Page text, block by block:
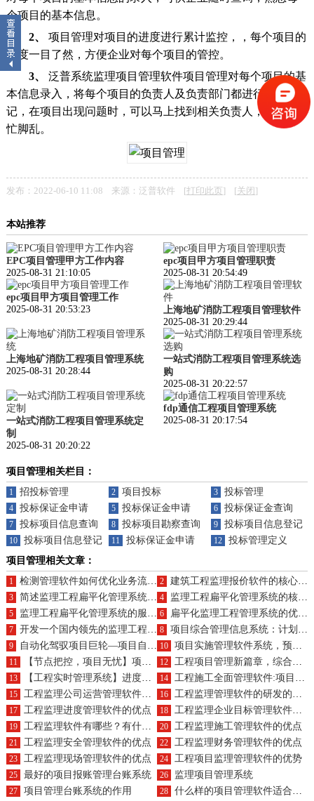
）
）
个项目的基本信息。
2、
项目管理对项目的进度进行累计监控，，每个项目的
进度一目了然，方便企业对每个项目的管控。
3、 泛普系统监理项目管理软件项目管理对每个项目的基
本信息录入，将每个项目的负责人及负责部门都进行了登
记，在项目出现问题时，可以马上找到相关负责人，避免手
忙脚乱。
发布：2022-06-10 11:08 来源：泛普软件 [打印此页] [关闭 ]
本站推荐
EPC项目管理甲方工作内容
2025-08-31 21:10:05
epc项目甲方项目管理职责
2025-08-31 20:54:49
epc项目甲方项目管理工作
2025-08-31 20:53:23
上海地矿消防工程项目管理软件
2025-08-31 20:29:44
上海地矿消防工程项目管理系统
2025-08-31 20:28:44
一站式消防工程项目管理系统选
购
2025-08-31 20:22:57
一站式消防工程项目管理系统定
制
2025-08-31 20:20:22
fdp通信工程项目管理系统
2025-08-31 20:17:54
项目管理相关栏目：
1 招投标管理 2 项目投标 3 投标管理
4 投标保证金申请 5 投标保证金申请 6 投标保证金查询
7 投标项目信息查询 8 投标项目勘察查询 9 投标项目信息登记
10 投标项目信息登记 11 投标保证金申请 12
投标管理定义
项目管理相关文章：
1 检测管理软件如何优化业务流程及产品组合？ 2 建筑工程监理报价软件的核心业务与产品特色何在？
3 简述监理工程扁平化管理系统的业务逻辑及产品结构特色 4 监理工程扁平化管理系统的核心功能有哪些？作用为何重要？
5 监理工程扁平化管理系统的服务内容是什么？其优势好处体现在哪里？ 6 扁平化监理工程管理系统的优劣评估及特征概览
7 开发一个国内领先的监理工程扁平化管理系统的大致成本是多少？ 8 项目综合管理信息系统：计划精准无误，进度飞速前行，成本一降再降，合同安全无忧
9 自动化驾驭项目巨轮—项目自动化管理系统，资源、进度、设备、风险，全程无忧 10 项目实施管理软件系统，预算、计划、采购、合同，全程无忧管理
11 【节点把控，项目无忧】项目节点管理软件：计划、进度、资源、文档一站式管理 12 工程项目管理新篇章，综合软件助力项目规划精准、进度高效、质量卓越、成本优化
13 【工程实时管理系统】进度实时更新，监控无死角，人员管理精细到位，考勤记录准确无误 14 工程施工全面管理软件:项目立项、合同管理、进度质量一站式服务
15 工程监理公司运营管理软件的优点 16 工程监理管理软件的研发的优点
17 工程监理进度管理软件的优点 18 工程监理企业目标管理软件的优点
19 工程监理软件有哪些？有什么优点？ 20 工程监理施工管理软件的优点
21 工程监理安全管理软件的优点 22 工程监理财务管理软件的优点
23 工程监理现场管理软件的优点 24 工程项目监理管理软件的优势
25 最好的项目报账管理台账系统 26 监理项目管理系统
27 项目管理台账系统的作用 28 什么样的项目管理软件适合设计公司？